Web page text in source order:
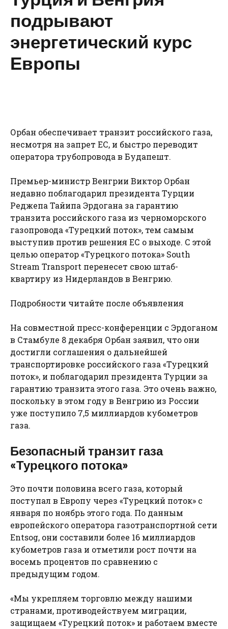
подрывают
энергетический курс
Европы
Орбан обеспечивает транзит российского газа,
несмотря на запрет ЕС, и быстро переводит
оператора трубопровода в Будапешт.
Премьер-министр Венгрии Виктор Орбан
недавно поблагодарил президента Турции
Реджепа Тайипа Эрдогана за гарантию
транзита российского газа из черноморского
газопровода «Турецкий поток», тем самым
выступив против решения ЕС о выходе. С этой
целью оператор «Турецкого потока» South
Stream Transport перенесет свою штаб-
квартиру из Нидерландов в Венгрию.
Подробности читайте после объявления
На совместной пресс-конференции с Эрдоганом
в Стамбуле 8 декабря Орбан заявил, что они
достигли соглашения о дальнейшей
транспортировке российского газа «Турецкий
поток», и поблагодарил президента Турции за
гарантию транзита этого газа. Это очень важно,
поскольку в этом году в Венгрию из России
уже поступило 7,5 миллиардов кубометров
газа.
Безопасный транзит газа
«Турецкого потока»
Это почти половина всего газа, который
поступал в Европу через «Турецкий поток» с
января по ноябрь этого года. По данным
европейского оператора газотранспортной сети
Entsog, они составили более 16 миллиардов
кубометров газа и отметили рост почти на
восемь процентов по сравнению с
предыдущим годом.
«Мы укрепляем торговлю между нашими
странами, противодействуем миграции,
защищаем «Турецкий поток» и работаем вместе